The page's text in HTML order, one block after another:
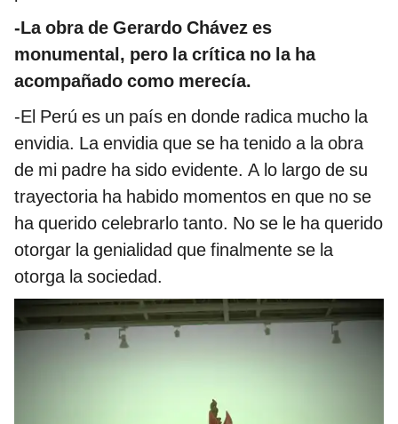
-La obra de Gerardo Chávez es
monumental, pero la crítica no la ha
acompañado como merecía.
-El Perú es un país en donde radica mucho la
envidia. La envidia que se ha tenido a la obra
de mi padre ha sido evidente. A lo largo de su
trayectoria ha habido momentos en que no se
ha querido celebrarlo tanto. No se le ha querido
otorgar la genialidad que finalmente se la
otorga la sociedad.